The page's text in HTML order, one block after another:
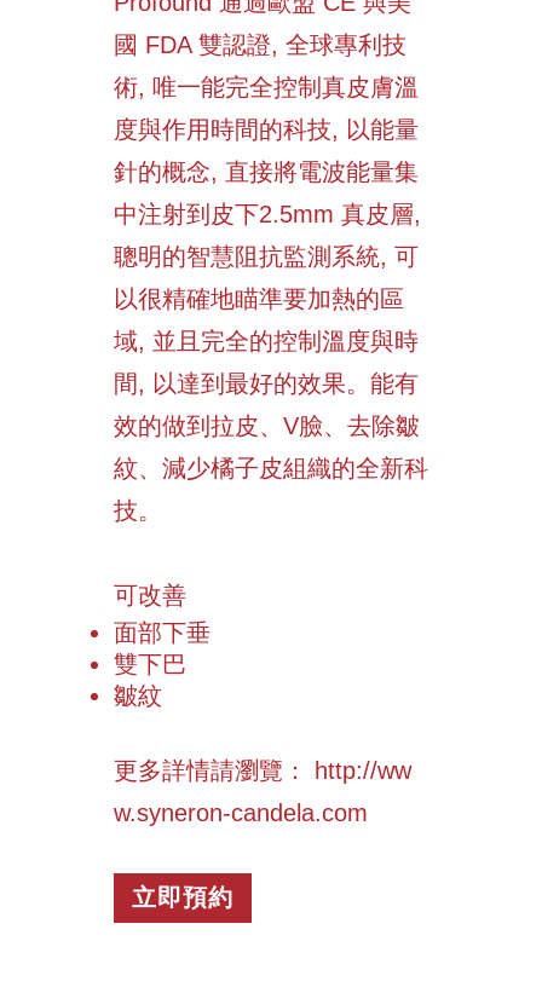
國 FDA 雙認證, 全球專利技
術, 唯一能完全控制真皮膚溫
度與作用時間的科技, 以能量
針的概念, 直接將電波能量集
中注射到皮下2.5mm 真皮層,
聰明的智慧阻抗監測系統, 可
以很精確地瞄準要加熱的區
域, 並且完全的控制溫度與時
間, 以達到最好的效果。能有
效的做到拉皮、V臉、去除皺
紋、減少橘子皮組織的全新科
技。
可改善
面部下垂
雙下巴
皺紋
更多詳情請瀏覽：
http://ww
w.syneron-candela.com
立即預約